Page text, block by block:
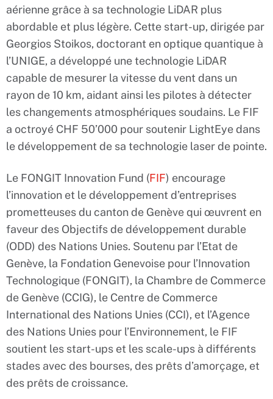
aérienne grâce à sa technologie LiDAR plus
abordable et plus légère. Cette start-up, dirigée par
Georgios Stoikos, doctorant en optique quantique à
l’UNIGE, a développé une technologie LiDAR
capable de mesurer la vitesse du vent dans un
rayon de 10 km, aidant ainsi les pilotes à détecter
les changements atmosphériques soudains. Le FIF
a octroyé CHF 50’000 pour soutenir LightEye dans
le développement de sa technologie laser de pointe.
Le FONGIT Innovation Fund (FIF) encourage
l’innovation et le développement d’entreprises
prometteuses du canton de Genève qui œuvrent en
faveur des Objectifs de développement durable
(ODD) des Nations Unies. Soutenu par l’Etat de
Genève, la Fondation Genevoise pour l’Innovation
Technologique (FONGIT), la Chambre de Commerce
de Genève (CCIG), le Centre de Commerce
International des Nations Unies (CCI), et l’Agence
des Nations Unies pour l’Environnement, le FIF
soutient les start-ups et les scale-ups à différents
stades avec des bourses, des prêts d’amorçage, et
des prêts de croissance.